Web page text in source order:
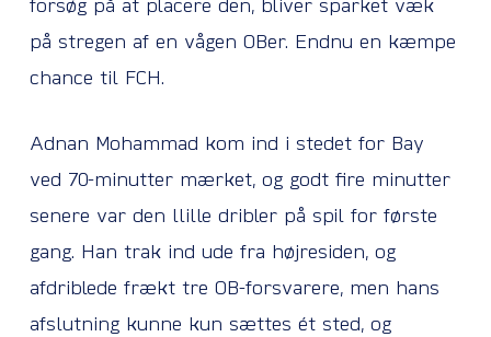
forsøg på at placere den, bliver sparket væk
på stregen af en vågen OBer. Endnu en kæmpe
chance til FCH.
Adnan Mohammad kom ind i stedet for Bay
ved 70-minutter mærket, og godt fire minutter
senere var den llille dribler på spil for første
gang. Han trak ind ude fra højresiden, og
afdriblede frækt tre OB-forsvarere, men hans
afslutning kunne kun sættes ét sted, og